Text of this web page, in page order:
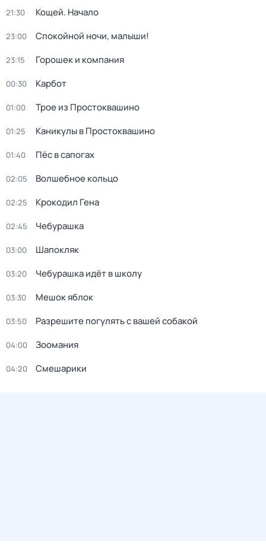
21:30 Кощей. Начало
23:00 Спокойной ночи, малыши!
23:15 Горошек и компания
00:30 Карбот
01:00 Трое из Простоквашино
01:25 Каникулы в Простоквашино
01:40 Пёс в сапогах
02:05 Волшебное кольцо
02:25 Крокодил Гена
02:45 Чебурашка
03:00 Шапокляк
03:20 Чебурашка идёт в школу
03:30 Мешок яблок
03:50 Разрешите погулять с вашей собакой
04:00 Зоомания
04:20 Смешарики